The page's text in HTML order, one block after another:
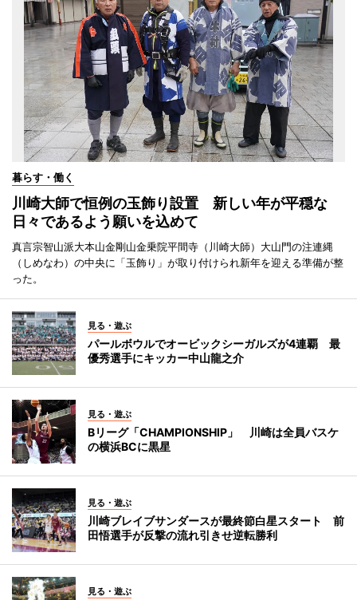
暮らす・働く
川崎大師で恒例の玉飾り設置 新しい年が平穏な
日々であるよう願いを込めて
真言宗智山派大本山金剛山金乗院平間寺（川崎大師）大山門の注連縄
（しめなわ）の中央に「玉飾り」が取り付けられ新年を迎える準備が整
った。
見る・遊ぶ
パールボウルでオービックシーガルズが4連覇 最
優秀選手にキッカー中山龍之介
見る・遊ぶ
Bリーグ「CHAMPIONSHIP」 川崎は全員バスケ
の横浜BCに黒星
見る・遊ぶ
川崎ブレイブサンダースが最終節白星スタート 前
田悟選手が反撃の流れ引きせ逆転勝利
見る・遊ぶ